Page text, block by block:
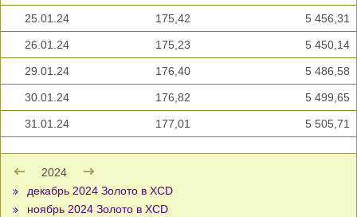
25.01.24 175,42 5 456,31
26.01.24 175,23 5 450,14
29.01.24 176,40 5 486,58
30.01.24 176,82 5 499,65
31.01.24 177,01 5 505,71
2024
декабрь 2024 Золото в XCD
ноябрь 2024 Золото в XCD